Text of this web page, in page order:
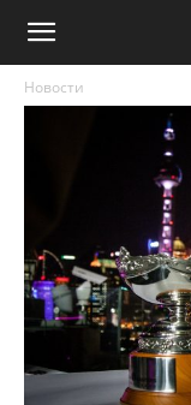
Новости